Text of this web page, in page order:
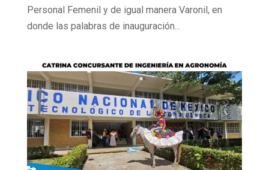
Personal Femenil y de igual manera Varonil, en
donde las palabras de inauguración...